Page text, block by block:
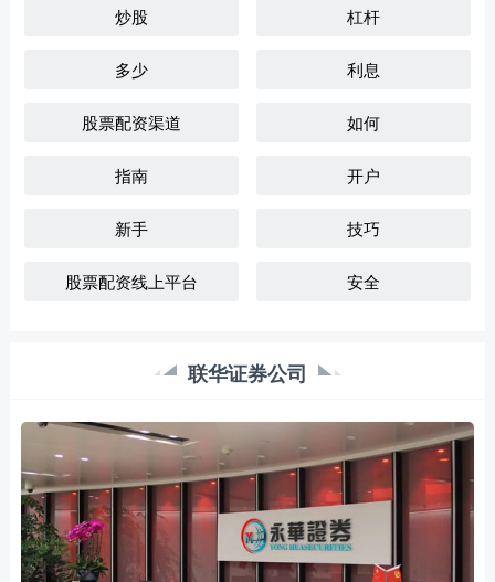
炒股 杠杆
多少 利息
股票配资渠道 如何
指南 开户
新手 技巧
股票配资线上平台 安全
联华证券公司